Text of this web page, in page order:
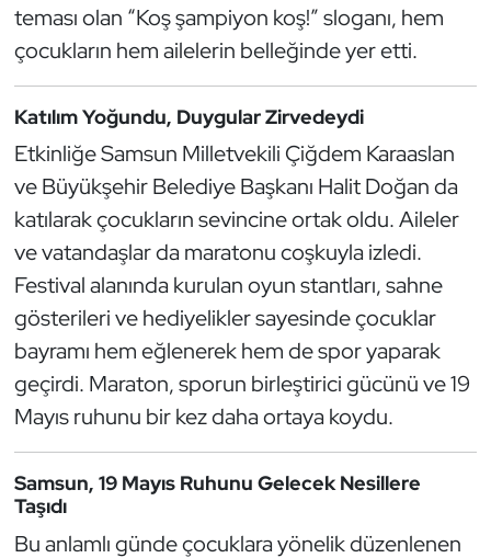
teması olan “Koş şampiyon koş!” sloganı, hem
çocukların hem ailelerin belleğinde yer etti.
Katılım Yoğundu, Duygular Zirvedeydi
Etkinliğe Samsun Milletvekili Çiğdem Karaaslan
ve Büyükşehir Belediye Başkanı Halit Doğan da
katılarak çocukların sevincine ortak oldu. Aileler
ve vatandaşlar da maratonu coşkuyla izledi.
Festival alanında kurulan oyun stantları, sahne
gösterileri ve hediyelikler sayesinde çocuklar
bayramı hem eğlenerek hem de spor yaparak
geçirdi. Maraton, sporun birleştirici gücünü ve 19
Mayıs ruhunu bir kez daha ortaya koydu.
Samsun, 19 Mayıs Ruhunu Gelecek Nesillere
Taşıdı
Bu anlamlı günde çocuklara yönelik düzenlenen
Kick Boks
Kürek
Masa Tenisi
Modern Pentatlon
Motor Sporları
Muay Thai
Okçuluk
Optimist
Oryantiring
Özel Sporcular